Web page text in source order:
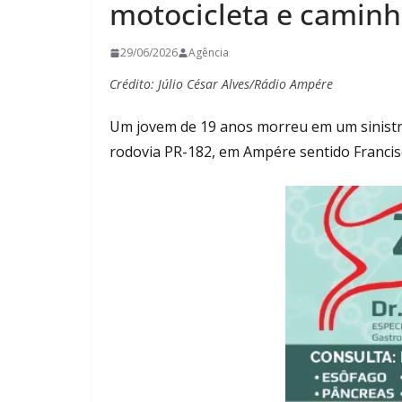
motocicleta e
29/06/2026 Agência
Crédito: Júlio César Alves/Rádio Ampére
Um jovem de 19 anos morreu em um
rodovia PR-182, em Ampére sentido